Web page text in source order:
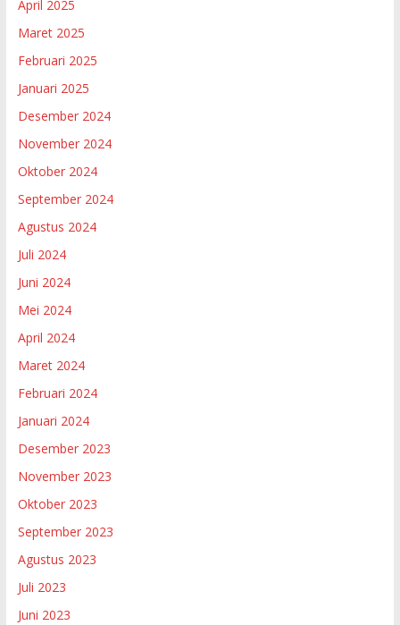
April 2025
Maret 2025
Februari 2025
Januari 2025
Desember 2024
November 2024
Oktober 2024
September 2024
Agustus 2024
Juli 2024
Juni 2024
Mei 2024
April 2024
Maret 2024
Februari 2024
Januari 2024
Desember 2023
November 2023
Oktober 2023
September 2023
Agustus 2023
Juli 2023
Juni 2023